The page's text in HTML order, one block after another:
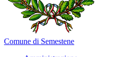
Comune di Semestene